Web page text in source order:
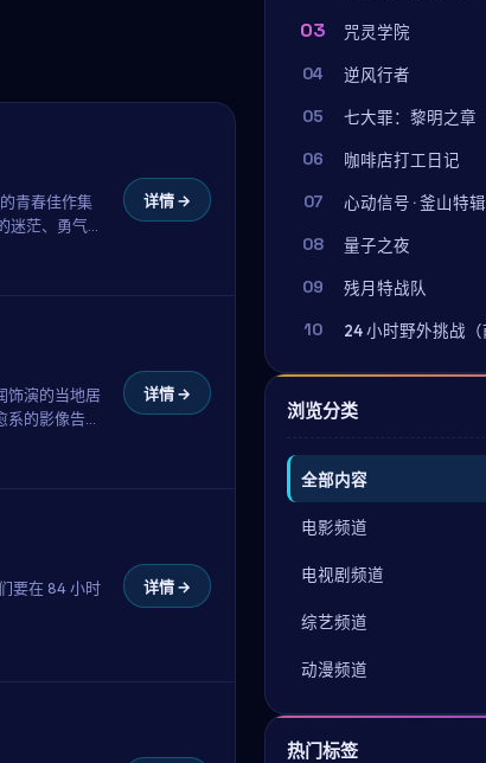
青春佳作集
迷茫、勇气
详情 →
饰演的当地居
的影像告诉
详情 →
要在 84 小时
详情 →
03 咒灵学院
04 逆风行者
05 七大罪：黎明之章
06 咖啡店打工日记
07 心动信号 · 釜山特辑
08 量子之夜
09 残月特战队
10
浏览分类
全部内容
电影频道
电视剧频道
综艺频道
动漫频道
热门标签